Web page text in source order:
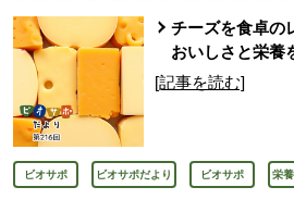
チーズを食卓の
おいしさと栄養
[記事を読む]
ビオサポ ビオサポだより ビオサポ 栄